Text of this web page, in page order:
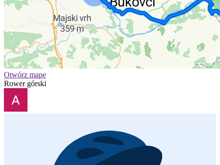
Otwórz mapę
Rower górski